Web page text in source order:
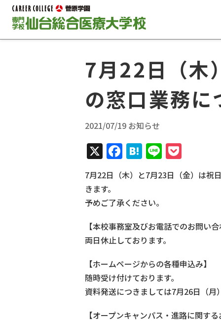
7月22日（木
の窓口業務に
2021/07/19 お知らせ
X Facebook
Hatena
Line
7月22日（木）と7月23日（金）は祝
きます。
予めご了承ください。
【本校事務室及びお電話でのお問い
両日休止しております。
【ホームページからの各種申込み】
随時受け付けております。
資料発送につきましては7月26日（月
【オープンキャンパス・進路に関す